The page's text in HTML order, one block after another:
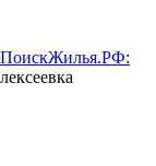
ПоискЖилья.РФ: